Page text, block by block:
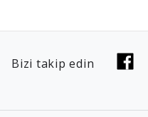
Bizi takip edin